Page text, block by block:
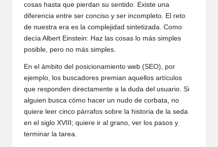
cosas hasta que pierdan su sentido. Existe una
diferencia entre ser conciso y ser incompleto. El reto
de nuestra era es la complejidad sintetizada. Como
decía Albert Einstein: Haz las cosas lo más simples
posible, pero no más simples.
En el ámbito del posicionamiento web (SEO), por
ejemplo, los buscadores premian aquellos artículos
que responden directamente a la duda del usuario. Si
alguien busca cómo hacer un nudo de corbata, no
quiere leer cinco párrafos sobre la historia de la seda
en el siglo XVIII; quiere ir al grano, ver los pasos y
terminar la tarea.